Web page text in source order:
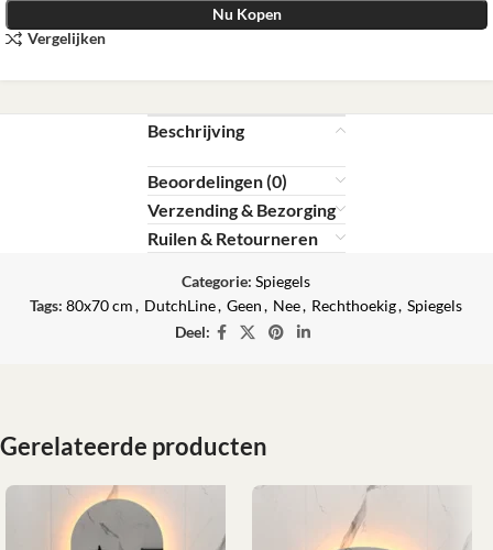
Nu Kopen
Vergelijken
Beschrijving
Beoordelingen (0)
Verzending & Bezorging
Ruilen & Retourneren
Categorie: Spiegels
Tags: 80x70 cm , DutchLine, Geen , Nee, Rechthoekig, Spiegels
Deel:
Gerelateerde producten